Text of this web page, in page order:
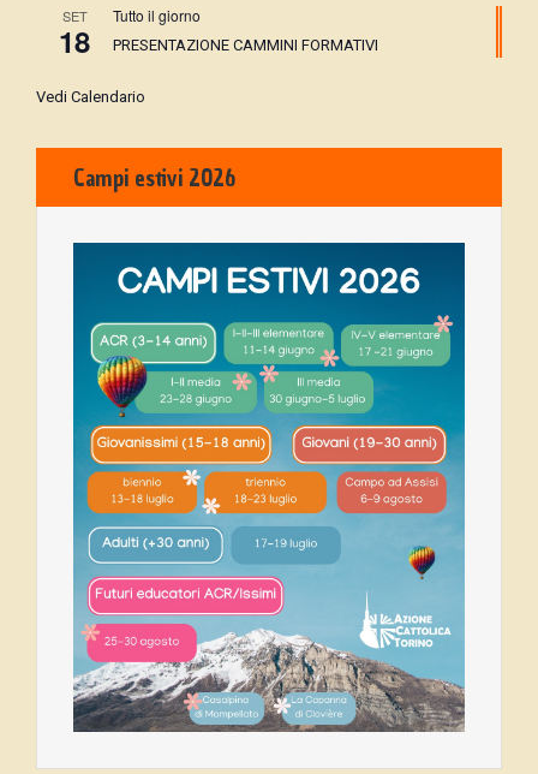
SET
18
Tutto il giorno
PRESENTAZIONE CAMMINI FORMATIVI
Vedi Calendario
Campi estivi 2026